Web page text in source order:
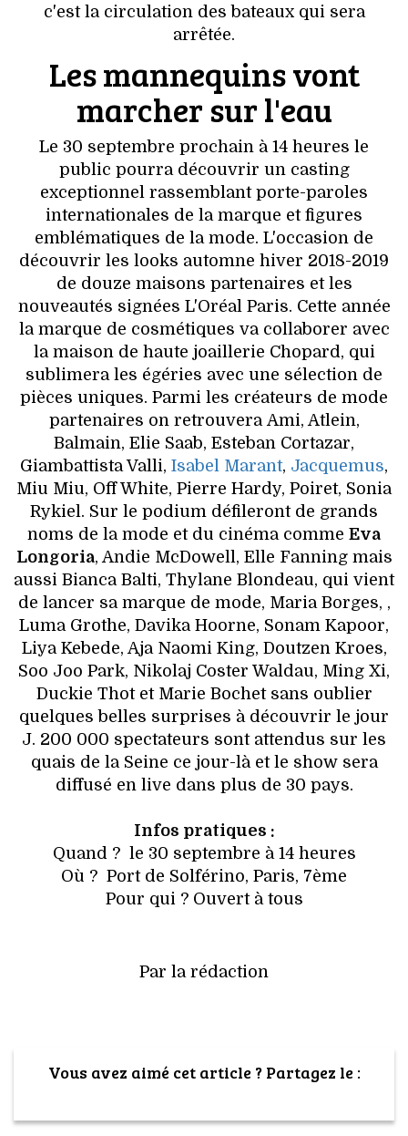
c'est la circulation des bateaux qui sera
arrêtée.
Les mannequins vont
marcher sur l'eau
Le 30 septembre prochain à 14 heures le
public pourra découvrir un casting
exceptionnel rassemblant porte-paroles
internationales de la marque et figures
emblématiques de la mode. L'occasion de
découvrir les looks automne hiver 2018-2019
de douze maisons partenaires et les
nouveautés signées L'Oréal Paris. Cette année
la marque de cosmétiques va collaborer avec
la maison de haute joaillerie Chopard, qui
sublimera les égéries avec une sélection de
pièces uniques. Parmi les créateurs de mode
partenaires on retrouvera Ami, Atlein,
Balmain, Elie Saab, Esteban Cortazar,
Giambattista Valli, Isabel Marant, Jacquemus,
Miu Miu, Off White, Pierre Hardy, Poiret, Sonia
Rykiel. Sur le podium défileront de grands
noms de la mode et du cinéma comme Eva
Longoria, Andie McDowell, Elle Fanning mais
aussi Bianca Balti, Thylane Blondeau, qui vient
de lancer sa marque de mode, Maria Borges, ,
Luma Grothe, Davika Hoorne, Sonam Kapoor,
Liya Kebede, Aja Naomi King, Doutzen Kroes,
Soo Joo Park, Nikolaj Coster Waldau, Ming Xi,
Duckie Thot et Marie Bochet sans oublier
quelques belles surprises à découvrir le jour
J. 200 000 spectateurs sont attendus sur les
quais de la Seine ce jour-là et le show sera
diffusé en live dans plus de 30 pays.
Infos pratiques :
Quand ? le 30 septembre à 14 heures
Où ? Port de Solférino, Paris, 7ème
Pour qui ? Ouvert à tous
Par la rédaction
Vous avez aimé cet article ? Partagez le :